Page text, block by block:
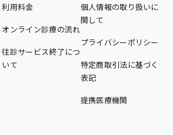
利用料金
オンライン診療の流れ
往診サービス終了につ
いて
個人情報の取り扱いに
関して
プライバシーポリシー
特定商取引法に基づく
表記
提携医療機関